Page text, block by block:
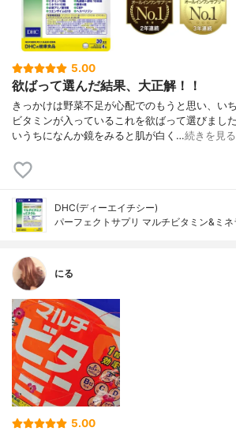
5.00
欲ばって選んだ結果、大正解！！
きっかけは野菜不足が心配でのもうと思い、い
ビタミンが入っているこれを欲ばって選びまし
いうちになんか鏡をみると肌が白く…続きを見る
DHC(ディーエイチシー)
パーフェクトサプリ マルチビタミン&ミネ
にる
5.00